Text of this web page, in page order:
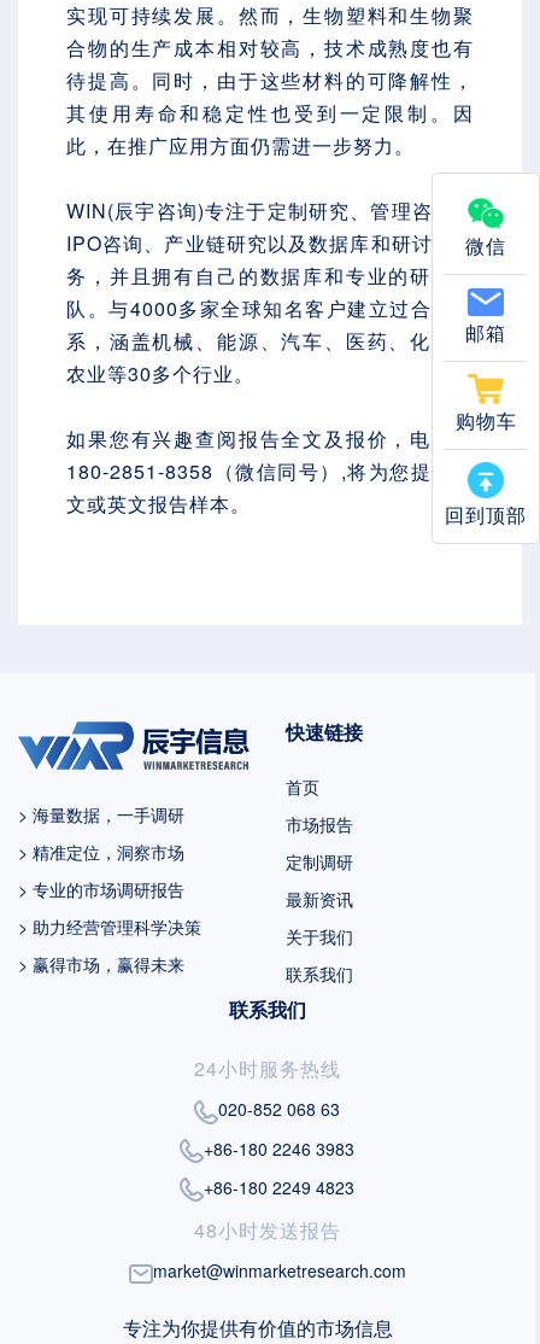
微信
邮箱
购物车
回到顶部
实现可持续发展。然而，生物塑料和生物聚
合物的生产成本相对较高，技术成熟度也有
待提高。同时，由于这些材料的可降解性，
其使用寿命和稳定性也受到一定限制。因
此，在推广应用方面仍需进一步努力。
WIN(辰宇咨询)专注于定制研究、管理咨询、
IPO咨询、产业链研究以及数据库和研讨会服
务，并且拥有自己的数据库和专业的研究团
队。与4000多家全球知名客户建立过合作关
系，涵盖机械、能源、汽车、医药、化工、
农业等30多个行业。
如果您有兴趣查阅报告全文及报价，电话：
180-2851-8358（微信同号）,将为您提供中
文或英文报告样本。
> 海量数据，一手调研
> 精准定位，洞察市场
> 专业的市场调研报告
> 助力经营管理科学决策
> 赢得市场，赢得未来
快速链接
首页
市场报告
定制调研
最新资讯
关于我们
联系我们
联系我们
24小时服务热线
020-852 068 63
+86-180 2246 3983
+86-180 2249 4823
48小时发送报告
market@winmarketresearch.com
专注为你提供有价值的市场信息